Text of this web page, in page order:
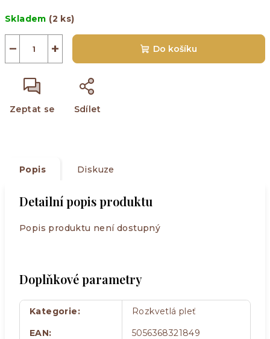
cena:
Skladem (2 ks)
+
− Do košíku
Zeptat se Sdílet
Popis Diskuze
Detailní popis produktu
Popis produktu není dostupný
Doplňkové parametry
Kategorie:
Rozkvetlá pleť
EAN: 5056368321849